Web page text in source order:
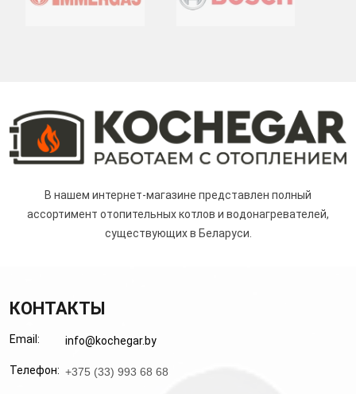
В нашем интернет-магазине представлен полный
ассортимент отопительных котлов и водонагревателей,
существующих в Беларуси.
КОНТАКТЫ
Email: info@kochegar.by
Телефон: +375 (33) 993 68 68